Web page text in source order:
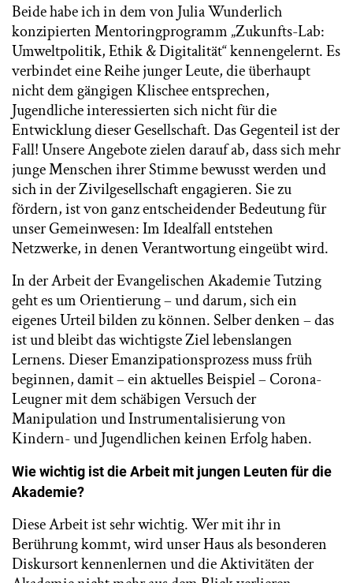
Beide habe ich in dem von Julia Wunderlich
konzipierten Mentoringprogramm „Zukunfts-Lab:
Umweltpolitik, Ethik & Digitalität“ kennengelernt. Es
verbindet eine Reihe junger Leute, die überhaupt
nicht dem gängigen Klischee entsprechen,
Jugendliche interessierten sich nicht für die
Entwicklung dieser Gesellschaft. Das Gegenteil ist der
Fall! Unsere Angebote zielen darauf ab, dass sich mehr
junge Menschen ihrer Stimme bewusst werden und
sich in der Zivilgesellschaft engagieren. Sie zu
fördern, ist von ganz entscheidender Bedeutung für
unser Gemeinwesen: Im Idealfall entstehen
Netzwerke, in denen Verantwortung eingeübt wird.
In der Arbeit der Evangelischen Akademie Tutzing
geht es um Orientierung – und darum, sich ein
eigenes Urteil bilden zu können. Selber denken – das
ist und bleibt das wichtigste Ziel lebenslangen
Lernens. Dieser Emanzipationsprozess muss früh
beginnen, damit – ein aktuelles Beispiel – Corona-
Leugner mit dem schäbigen Versuch der
Manipulation und Instrumentalisierung von
Kindern- und Jugendlichen keinen Erfolg haben.
Wie wichtig ist die Arbeit mit jungen Leuten für die
Akademie?
Diese Arbeit ist sehr wichtig. Wer mit ihr in
Berührung kommt, wird unser Haus als besonderen
Diskursort kennenlernen und die Aktivitäten der